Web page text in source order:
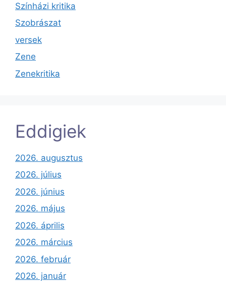
Színházi kritika
Szobrászat
versek
Zene
Zenekritika
Eddigiek
2026. augusztus
2026. július
2026. június
2026. május
2026. április
2026. március
2026. február
2026. január